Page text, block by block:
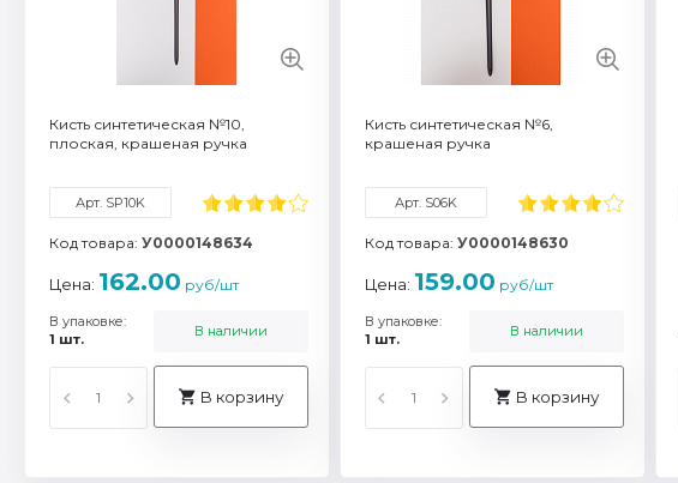
Кисть синтетическая №10,
плоская, крашеная ручка
Арт. SP10K
Код товара: У0000148634
Цена: 162.00 руб/шт
В упаковке:
1 шт.
В наличии
В корзину
Кисть синтетическая №6,
крашеная ручка
Арт. S06K
Код товара: У0000148630
Цена: 159.00 руб/шт
В упаковке:
1 шт.
В наличии
В корзину